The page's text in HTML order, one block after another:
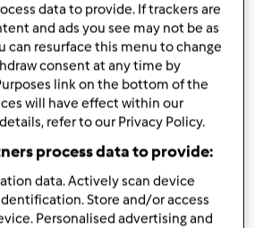
herbatnik maślany,lub owsiane
lub limonki
galaretki cytrynowej, w
greckiego,400 ml
proszku
Lista zakupów
data to provide. If trackers are
and ads you see may not be as
can resurface this menu to change
consent at any time by
link on the bottom of the
will have effect within our
refer to our Privacy Policy.
process data to provide:
data. Actively scan device
Store and/or access
Personalised advertising and